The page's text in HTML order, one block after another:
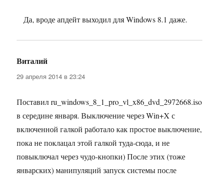
Да, вроде апдейт выходил для Windows 8.1 даже.
Виталий
29 апреля 2014 в 23:24
Поставил ru_windows_8_1_pro_vl_x86_dvd_2972668.iso
в середине января. Выключение через Win+X с
включенной галкой работало как простое выключение,
пока не поклацал этой галкой туда-сюда, и не
повыключал через чудо-кнопки) После этих (тоже
январских) манипуляций запуск системы после